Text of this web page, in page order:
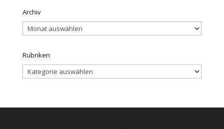
Archiv
Archiv
Rubriken
Rubriken